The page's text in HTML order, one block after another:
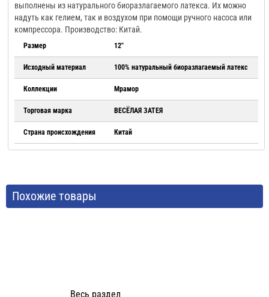
выполнены из натурального биоразлагаемого латекса. Их можно
надуть как гелием, так и воздухом при помощи ручного насоса или
компрессора. Производство: Китай.
Размер 12"
Исходный материал 100% натуральный биоразлагаемый латекс
Коллекции Мрамор
Торговая марка ВЕСЁЛАЯ ЗАТЕЯ
Страна происхождения Китай
Похожие товары
Весь раздел